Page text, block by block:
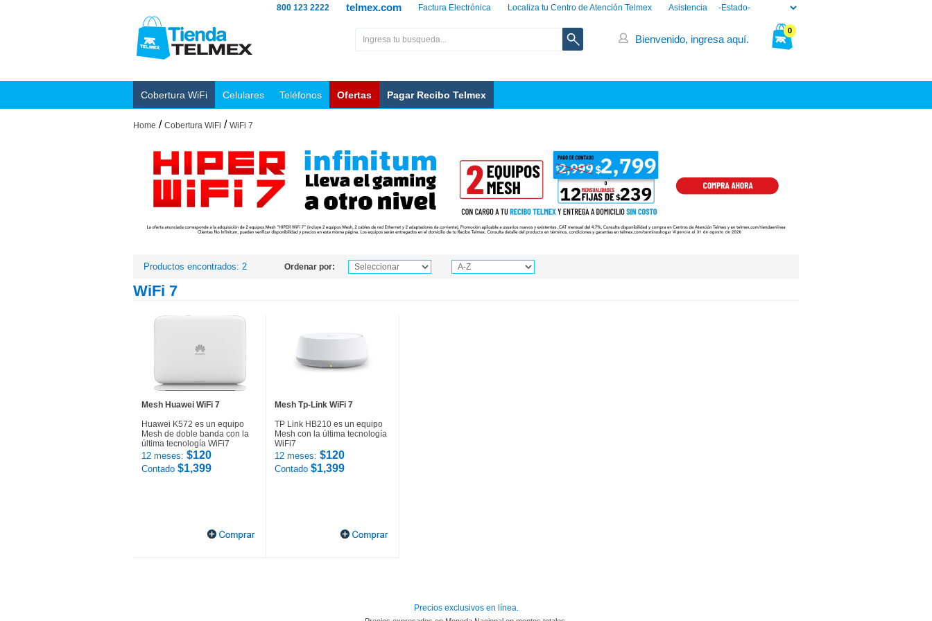
Asistencia
Localiza tu Centro de Atención Telmex
Factura Electrónica
telmex.com
800 123 2222
0
Bienvenido, ingresa aquí.
Cobertura WiFi Celulares Teléfonos Ofertas Pagar Recibo Telmex
Home / Cobertura WiFi / WiFi 7
Productos encontrados: 2 Ordenar por:
WiFi 7
Mesh Huawei WiFi 7
Huawei K572 es un equipo
Mesh de doble banda con la
última tecnología WiFi7
12 meses: $120
Contado $1,399
Mesh Tp-Link WiFi 7
TP Link HB210 es un equipo
Mesh con la última tecnología
WiFi7
12 meses: $120
Contado $1,399
Precios exclusivos en línea.